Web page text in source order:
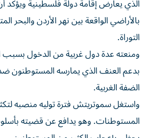
الذي يعارض إقامة دولة فلسطينية ويؤكد
بالأراضي الواقعة بين نهر الأردن
التوراة.
ومنعته عدة دول غربية من الدخول
بدعم العنف الذي يمارسه المستوطنون
الضفة الغربية.
واستغل سموتريتش فترة توليه ⁠منصبه
المستوطنات. وهو يدافع عن قضيته